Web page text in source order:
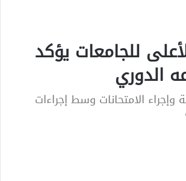
للجامعات يؤكد
الدوري
وإجراء الامتحانات وسط إجراءات